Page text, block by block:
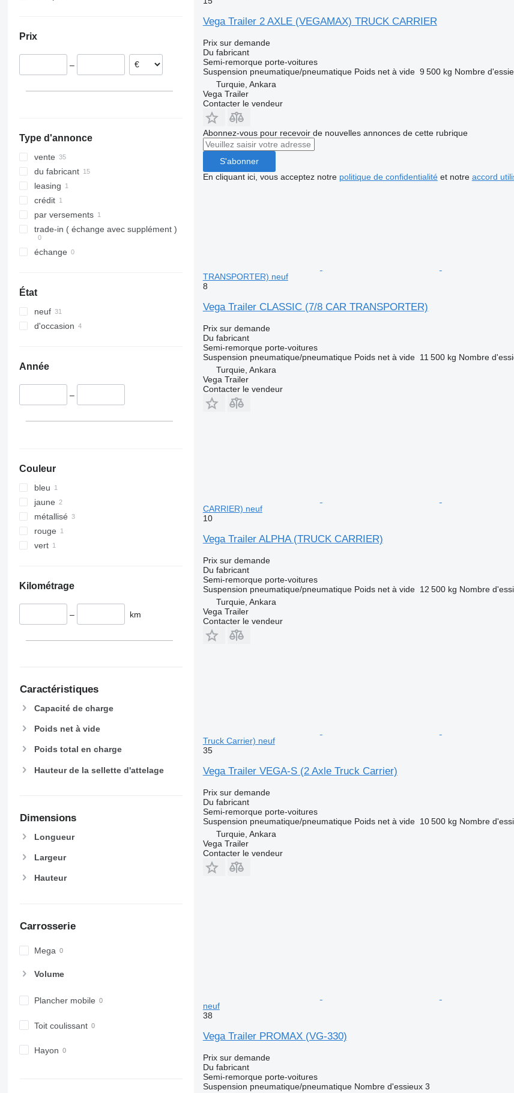
République tchèque
Pologne
Prix
–
Type d'annonce
vente
du fabricant
leasing
crédit
par versements
trade-in ( échange avec supplément )
échange
État
neuf
d'occasion
Année
–
Couleur
bleu
jaune
métallisé
rouge
vert
Kilométrage
– km
Caractéristiques
Capacité de charge
Poids net à vide
Poids total en charge
Hauteur de la sellette d'attelage
Dimensions
Longueur
Largeur
Hauteur
Carrosserie
Mega
Volume
Plancher mobile
Toit coulissant
Hayon
Vega Trailer 2 AXLE (VEGAMAX) TRUCK CARRIER
Prix sur demande
Du fabricant
Semi-remorque porte-voitures
Suspension pneumatique/pneumatique Poids net à vide 9 500 kg Nombre
Turquie, Ankara
Vega Trailer
Contacter le vendeur
Abonnez-vous pour recevoir de nouvelles annonces de cette rubrique
S'abonner
En cliquant ici, vous acceptez notre politique de confidentialitéet notre accord
TRANSPORTER) neuf
8
Vega Trailer CLASSIC (7/8 CAR TRANSPORTER)
Prix sur demande
Du fabricant
Semi-remorque porte-voitures
Suspension pneumatique/pneumatique Poids net à vide 11 500 kg Nombre
Turquie, Ankara
Vega Trailer
Contacter le vendeur
CARRIER) neuf
10
Vega Trailer ALPHA (TRUCK CARRIER)
Prix sur demande
Du fabricant
Semi-remorque porte-voitures
Suspension pneumatique/pneumatique Poids net à vide 12 500 kg Nombre
Turquie, Ankara
Vega Trailer
Contacter le vendeur
Truck Carrier) neuf
35
Vega Trailer VEGA-S (2 Axle Truck Carrier)
Prix sur demande
Du fabricant
Semi-remorque porte-voitures
Suspension pneumatique/pneumatique Poids net à vide 10 500 kg Nombre
Turquie, Ankara
Vega Trailer
Contacter le vendeur
neuf
38
Vega Trailer PROMAX (VG-330)
Prix sur demande
Du fabricant
Semi-remorque porte-voitures
Suspension pneumatique/pneumatique Nombre d'essieux 3